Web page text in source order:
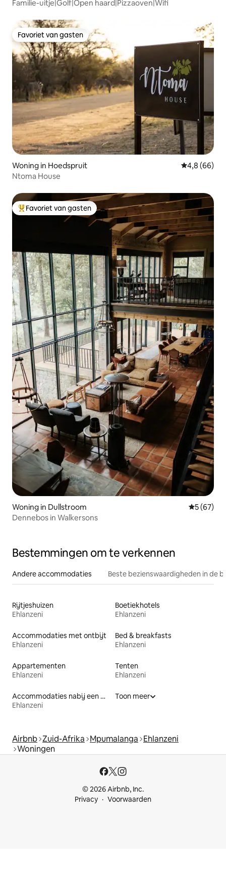
Familie-uitje|Golf|Open haard|Pizzaoven|Wifi
Favoriet van gasten
Favoriet van gasten
Woning in Hoedspruit Gemiddelde
4,8 (66)
Ntoma House
Topfavoriet van gasten
Favoriet van gasten
Woning in Dullstroom
5 (67)
Dennebos in Walkersons
Bestemmingen om te verkennen
Andere accommodaties Beste bezienswaardigheden in de
Rijtjeshuizen
Ehlanzeni
Boetiekhotels
Ehlanzeni
Accommodaties met ontbijt
Ehlanzeni
Bed & breakfasts
Ehlanzeni
Appartementen
Ehlanzeni
Tenten
Ehlanzeni
Accommodaties nabij een meer
Ehlanzeni
Toon meer
Airbnb Zuid-Afrika Mpumalanga Ehlanzeni
Woningen
© 2026 Airbnb, Inc.
Privacy
Voorwaarden